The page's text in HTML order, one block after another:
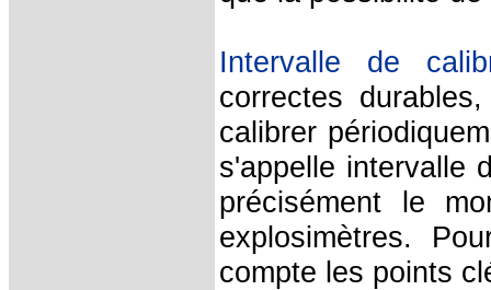
Intervalle de
correctes
calibrer
s'appelle intervalle
précisément le
explosimètres.
compte les points